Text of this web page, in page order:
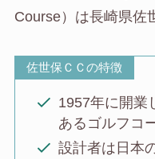
Course）は長崎県佐
佐世保ＣＣの特徴
1957年に開業
あるゴルフコ
設計者は日本